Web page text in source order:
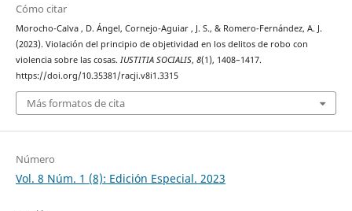
Cómo citar
Morocho-Calva , D. Ángel, Cornejo-Aguiar , J. S., & Romero-Fernández, A. J.
(2023). Violación del principio de objetividad en los delitos de robo con
violencia sobre las cosas. IUSTITIA SOCIALIS, 8(1), 1408–1417.
https://doi.org/10.35381/racji.v8i1.3315
Más formatos de cita
Número
Vol. 8 Núm. 1 (8): Edición Especial. 2023